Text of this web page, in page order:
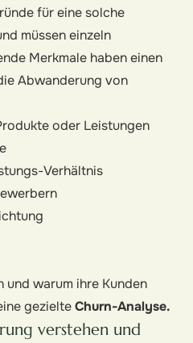
für eine solche
müssen einzeln
Merkmale haben einen
Abwanderung von
oder Leistungen
Verhältnis
und warum ihre Kunden
gezielteChurn-Analyse.
verstehen und